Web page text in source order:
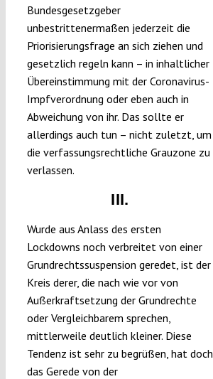
Bundesgesetzgeber
unbestrittenermaßen jederzeit die
Priorisierungsfrage an sich ziehen und
gesetzlich regeln kann – in inhaltlicher
Übereinstimmung mit der Coronavirus-
Impfverordnung oder eben auch in
Abweichung von ihr. Das sollte er
allerdings auch tun – nicht zuletzt, um
die verfassungsrechtliche Grauzone zu
verlassen.
III.
Wurde aus Anlass des ersten
Lockdowns noch verbreitet von einer
Grundrechtssuspension geredet, ist der
Kreis derer, die nach wie vor von
Außerkraftsetzung der Grundrechte
oder Vergleichbarem sprechen,
mittlerweile deutlich kleiner. Diese
Tendenz ist sehr zu begrüßen, hat doch
das Gerede von der